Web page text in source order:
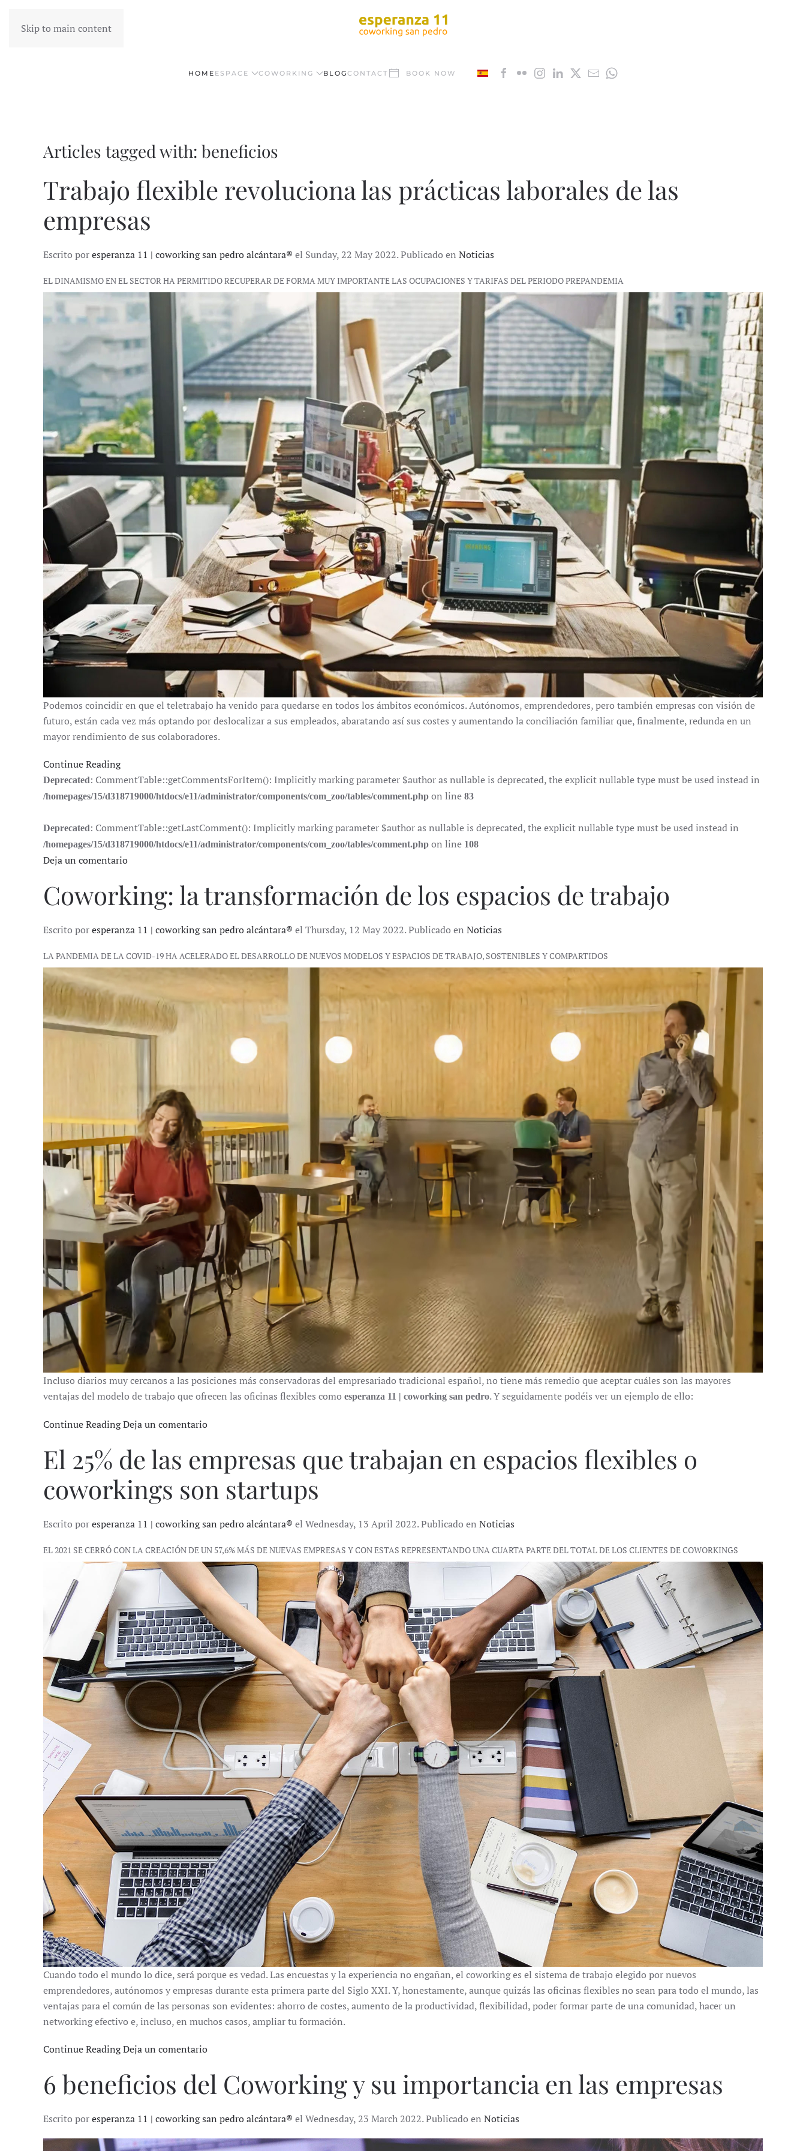
Skip to main content
HOME ESPACE COWORKING BLOGCONTACT BOOK NOW
Articles tagged with: beneficios
Trabajo flexible revoluciona las prácticas laborales de las
empresas
Escrito poresperanza 11 | coworking san pedro alcántara® el Sunday, 22 May 2022. Publicado en Noticias
EL DINAMISMO EN EL SECTOR HA PERMITIDO RECUPERAR DE FORMA MUY IMPORTANTE LAS OCUPACIONES Y TARIFAS DEL PERIODO PREPANDEMIA
Podemos coincidir en que el teletrabajo ha venido para quedarse en todos los ámbitos económicos. Autónomos, emprendedores, pero también empresas con visión de
futuro, están cada vez más optando por deslocalizar a sus empleados, abaratando así sus costes y aumentando la conciliación familiar que, finalmente, redunda en un
mayor rendimiento de sus colaboradores.
Continue Reading
Deprecated: CommentTable::getCommentsForItem(): Implicitly marking parameter $author as nullable is deprecated, the explicit nullable type must be used instead in
/homepages/15/d318719000/htdocs/e11/administrator/components/com_zoo/tables/comment.php on line 83
Deprecated: CommentTable::getLastComment(): Implicitly marking parameter $author as nullable is deprecated, the explicit nullable type must be used instead in
/homepages/15/d318719000/htdocs/e11/administrator/components/com_zoo/tables/comment.php on line 108
Deja un comentario
Coworking: la transformación de los espacios de trabajo
Escrito poresperanza 11 | coworking san pedro alcántara® el Thursday, 12 May 2022. Publicado en Noticias
LA PANDEMIA DE LA COVID-19 HA ACELERADO EL DESARROLLO DE NUEVOS MODELOS Y ESPACIOS DE TRABAJO, SOSTENIBLES Y COMPARTIDOS
Incluso diarios muy cercanos a las posiciones más conservadoras del empresariado tradicional español, no tiene más remedio que aceptar cuáles son las mayores
ventajas del modelo de trabajo que ofrecen las oficinas flexibles como esperanza 11 | coworking san pedro. Y seguidamente podéis ver un ejemplo de ello:
Continue ReadingDeja un comentario
El 25% de las empresas que trabajan en espacios flexibles o
coworkings son startups
Escrito poresperanza 11 | coworking san pedro alcántara® el Wednesday, 13 April 2022. Publicado en Noticias
EL 2021 SE CERRÓ CON LA CREACIÓN DE UN 57,6% MÁS DE NUEVAS EMPRESAS Y CON ESTAS REPRESENTANDO UNA CUARTA PARTE DEL TOTAL DE LOS CLIENTES DE COWORKINGS
Cuando todo el mundo lo dice, será porque es vedad. Las encuestas y la experiencia no engañan, el coworking es el sistema de trabajo elegido por nuevos
emprendedores, autónomos y empresas durante esta primera parte del Siglo XXI. Y, honestamente, aunque quizás las oficinas flexibles no sean para todo el mundo, las
ventajas para el común de las personas son evidentes: ahorro de costes, aumento de la productividad, flexibilidad, poder formar parte de una comunidad, hacer un
networking efectivo e, incluso, en muchos casos, ampliar tu formación.
Continue ReadingDeja un comentario
6 beneficios del Coworking y su importancia en las empresas
Escrito poresperanza 11 | coworking san pedro alcántara® el Wednesday, 23 March 2022. Publicado en Noticias